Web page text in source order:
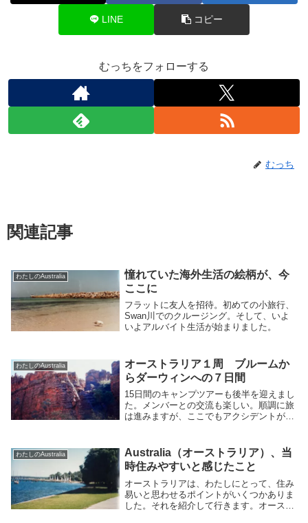
LINE コピー
むっちをフォローする
むっち
関連記事
わたしのAustralia
憧れていた海外生活の絵柄が、今
ここに
フラットに友人を招待。初めての小旅行、
Swan川でのクルージング。そして、いよ
いよアルバイト生活が始まりました。
わたしのAustralia
オーストラリア１周 ブルームか
らダーウィンへの７日間
15日間のキャンプツアーも後半を迎えまし
た。メンバーとの交流も楽しい。順調に旅
は進みますが、ここでもアクシデントがあ
ぽけな自分でしたが、大きな財産を手にし
た気持ちでした。
わたしのAustralia
Australia（オーストラリア）、当
時住みやすいと感じたこと
オーストラリアは、わたしにとって、住み
易いと思わせるポイントがいくつかありま
した。それを紹介して行きます。オースト